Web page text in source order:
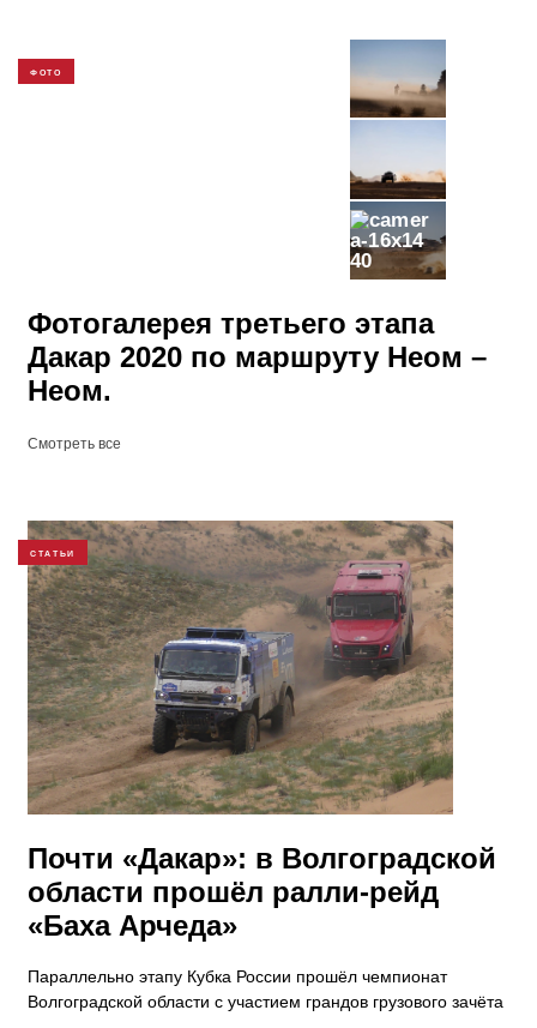
ФОТО
40
Фотогалерея третьего этапа
Дакар 2020 по маршруту Неом –
Неом.
Смотреть все
СТАТЬИ
Почти «Дакар»: в Волгоградской
области прошёл ралли-рейд
«Баха Арчеда»
Параллельно этапу Кубка России прошёл чемпионат
Волгоградской области с участием грандов грузового зачёта